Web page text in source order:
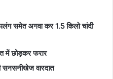
पलंग समेत अगवा कर 1.5 किलो चांदी
में छोड़कर फरार
सनसनीखेज वारदात